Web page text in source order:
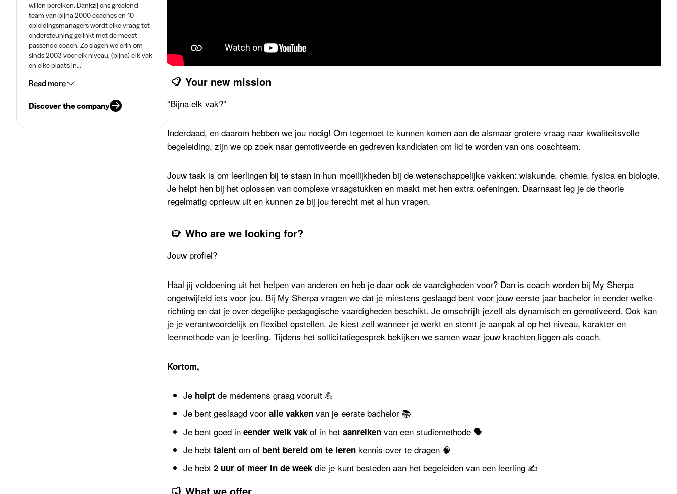
willen bereiken. Dankzij ons groeiend
team van bijna 2000 coaches en 10
opleidingsmanagers wordt elke vraag tot
ondersteuning gelinkt met de meest
passende coach. Zo slagen we erin om
sinds 2003 voor elk niveau, (bijna) elk vak
en elke plaats in...
Read more
Discover the company
Your new mission
“Bijna elk vak?”
Inderdaad, en daarom hebben we jou nodig! Om tegemoet te kunnen komen aan de alsmaar grotere vraag naar kwaliteitsvolle
begeleiding, zijn we op zoek naar gemotiveerde en gedreven kandidaten om lid te worden van ons coachteam.
Jouw taak is om leerlingen bij te staan in hun moeilijkheden bij de wetenschappelijke vakken: wiskunde, chemie, fysica en biologie.
Je helpt hen bij het oplossen van complexe vraagstukken en maakt met hen extra oefeningen. Daarnaast leg je de theorie
regelmatig opnieuw uit en kunnen ze bij jou terecht met al hun vragen.
Who are we looking for?
Jouw profiel?
Haal jij voldoening uit het helpen van anderen en heb je daar ook de vaardigheden voor? Dan is coach worden bij My Sherpa
ongetwijfeld iets voor jou. Bij My Sherpa vragen we dat je minstens geslaagd bent voor jouw eerste jaar bachelor in eender welke
richting en dat je over degelijke pedagogische vaardigheden beschikt. Je omschrijft jezelf als dynamisch en gemotiveerd. Ook kan
je je verantwoordelijk en flexibel opstellen. Je kiest zelf wanneer je werkt en stemt je aanpak af op het niveau, karakter en
leermethode van je leerling. Tijdens het sollicitatiegesprek bekijken we samen waar jouw krachten liggen als coach.
Kortom,
Je helpt de medemens graag vooruit 💪
Je bent geslaagd voor alle vakken van je eerste bachelor 📚
Je bent goed in eender welk vak of in het aanreiken van een studiemethode 🗣
Je hebt talent om of bent bereid om te leren kennis over te dragen 🧠
Je hebt 2 uur of meer in de week die je kunt besteden aan het begeleiden van een leerling ✍️